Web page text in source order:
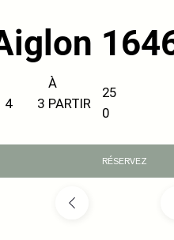
4 3
À
PARTIR
25
0
RÉSERVEZ